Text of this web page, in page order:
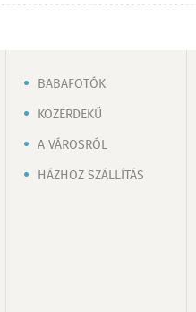
BABAFOTÓK
KÖZÉRDEKŰ
A VÁROSRÓL
HÁZHOZ SZÁLLÍTÁS